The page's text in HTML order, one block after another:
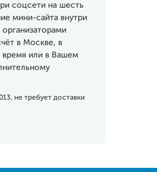
соцсети на шесть
мини-сайта внутри
в Москве, в
время или в Вашем
не требует доставки